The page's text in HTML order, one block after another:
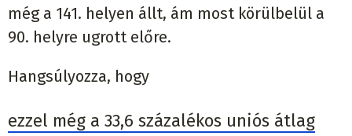
még a 141. helyen állt, ám most körülbelül a
90. helyre ugrott előre.
Hangsúlyozza, hogy
ezzel még a 33,6 százalékos uniós átlag